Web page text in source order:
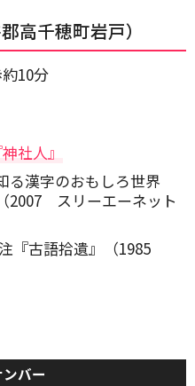
高千穂町岩戸）
10分
社人』
る漢字のおもしろ世界
2007 スリーエーネット
『古語拾遺』（1985
バー